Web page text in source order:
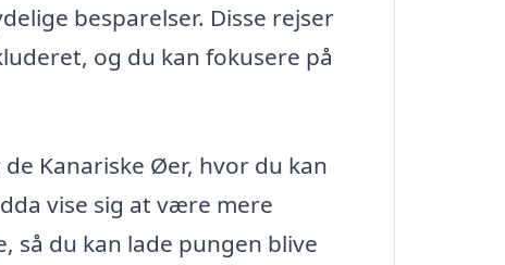
besparelser. Disse rejser
og du kan fokusere på
Kanariske Øer, hvor du kan
vise sig at være mere
så du kan lade pungen blive